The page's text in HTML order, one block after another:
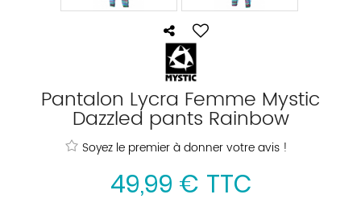
Pantalon Lycra Femme Mystic
Dazzled pants Rainbow
Soyez le premier à donner votre avis !
49,99 € TTC